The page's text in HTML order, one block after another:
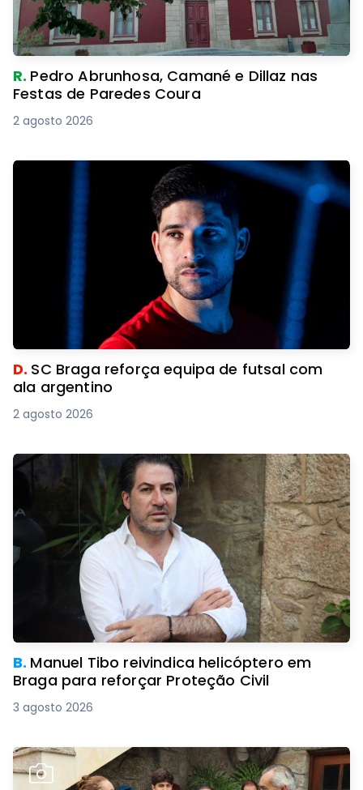
R. Pedro Abrunhosa, Camané e Dillaz nas
Festas de Paredes Coura
2 agosto 2026
D. SC Braga reforça equipa de futsal com
ala argentino
2 agosto 2026
B. Manuel Tibo reivindica helicóptero em
Braga para reforçar Proteção Civil
3 agosto 2026